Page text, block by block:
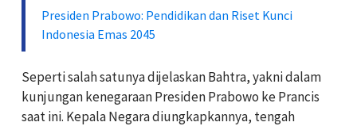
Presiden Prabowo: Pendidikan dan Riset Kunci
Indonesia Emas 2045
Seperti salah satunya dijelaskan Bahtra, yakni dalam
kunjungan kenegaraan Presiden Prabowo ke Prancis
saat ini. Kepala Negara diungkapkannya, tengah